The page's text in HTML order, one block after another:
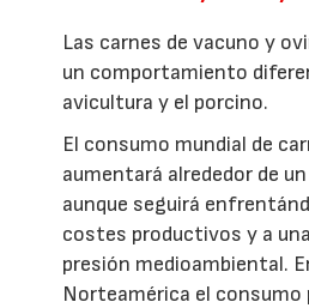
Las carnes de vacuno y
un comportamiento
avicultura y el porcino.
El consumo mundial de
aumentará alrededor de
aunque seguirá
costes productivos y a
presión medioambiental.
Norteamérica el consumo